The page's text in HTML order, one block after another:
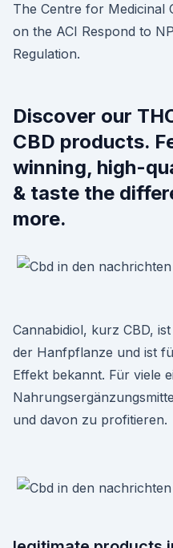
The Centre for Medicinal
on the ACI Respond to
Regulation.
Discover our
CBD products.
winning, high-
& taste the
more.
Cannabidiol, kurz CBD,
der Hanfpflanze und ist
Effekt bekannt. Für viele
und davon zu profitieren.